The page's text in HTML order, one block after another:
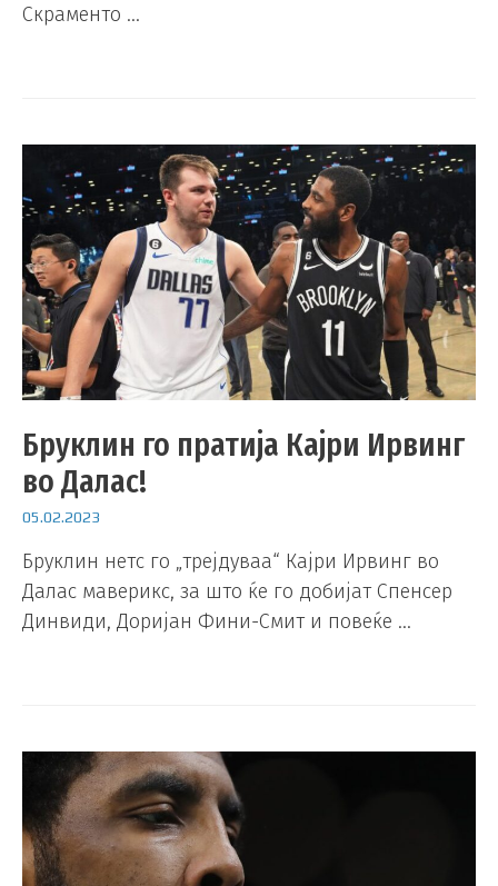
Скраменто …
Бруклин го пратија Кајри Ирвинг
во Далас!
05.02.2023
Бруклин нетс го „трејдуваа“ Кајри Ирвинг во
Далас маверикс, за што ќе го добијат Спенсер
Динвиди, Доријан Фини-Смит и повеќе …